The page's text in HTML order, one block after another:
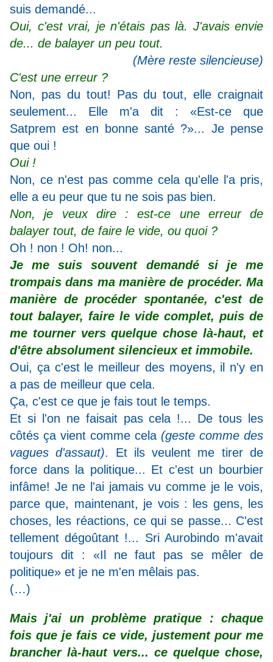
suis demandé...
Oui, c'est vrai, je n'étais pas là. J'avais envie
de... de balayer un peu tout.
(Mère reste silencieuse)
C'est une erreur ?
Non, pas du tout! Pas du tout, elle craignait
seulement... Elle m'a dit : «Est-ce que
Satprem est en bonne santé ?»... Je pense
que oui !
Oui !
Non, ce n'est pas comme cela qu'elle l'a pris,
elle a eu peur que tu ne sois pas bien.
Non, je veux dire : est-ce une erreur de
balayer tout, de faire le vide, ou quoi ?
Oh ! non ! Oh! non...
Je me suis souvent demandé si je me
trompais dans ma manière de procéder. Ma
manière de procéder spontanée, c'est de
tout balayer, faire le vide complet, puis de
me tourner vers quelque chose là-haut, et
d'être absolument silencieux et immobile.
Oui, ça c'est le meilleur des moyens, il n'y en
a pas de meilleur que cela.
Ça, c'est ce que je fais tout le temps.
Et si l'on ne faisait pas cela !... De tous les
côtés ça vient comme cela (geste comme des
vagues d'assaut). Et ils veulent me tirer de
force dans la politique... Et c'est un bourbier
infâme! Je ne l'ai jamais vu comme je le vois,
parce que, maintenant, je vois : les gens, les
choses, les réactions, ce qui se passe... C'est
tellement dégoûtant !... Sri Aurobindo m'avait
toujours dit : «Il ne faut pas se mêler de
politique» et je ne m'en mêlais pas.
(…)
Mais j'ai un problème pratique : chaque
fois que je fais ce vide, justement pour me
brancher là-haut vers... ce quelque chose,